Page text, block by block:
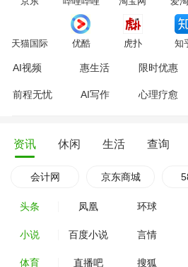
天猫国际 优酷 虎扑 知
AI视频 惠生活 限时优惠
前程无忧 AI写作 心理疗愈
资讯 休闲 生活 查询
会计网 京东商城
头条 凤凰 环球
小说 百度小说 言情
体育 直播吧 搜狐